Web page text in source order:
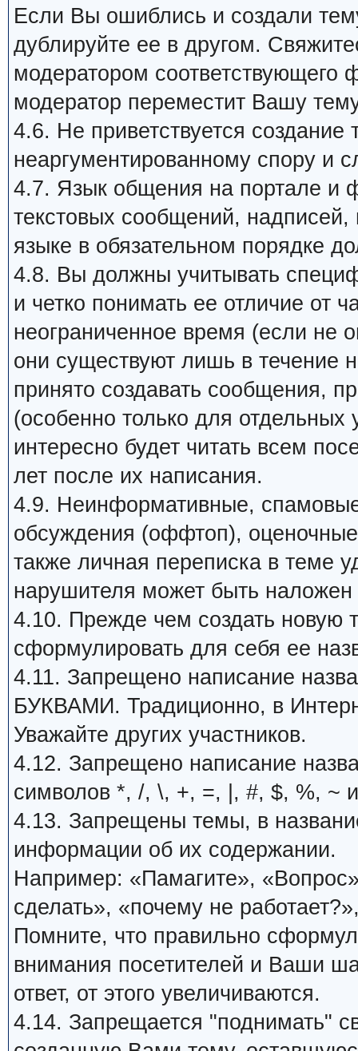
Если Вы ошиблись и создали
дублируйте ее в другом.
модератором
модератор переместит Вашу
4.6. Не приветствуется
неаргументированному спору и
4.7. Язык общения на портале и
текстовых сообщений,
языке в обязательном порядке
4.8. Вы должны учитывать
и четко понимать ее отличие от
неограниченное время (если не
они существуют лишь в течение
принято создавать сообщения,
(особенно только для
интересно будет читать всем
лет после их написания.
4.9. Неинформативные,
обсуждения (оффтоп),
также личная переписка в теме
нарушителя может быть наложен
4.10. Прежде чем создать новую
сформулировать для себя ее
4.11. Запрещено написание
БУКВАМИ. Традиционно, в
Уважайте других участников.
4.12. Запрещено написание
символов *, /, \, +, =, |, #, $, %, ~ и
4.13. Запрещены темы, в
информации об их содержании.
Например: «Памагите»,
сделать», «почему не
Помните, что правильно
внимания посетителей и Ваши
ответ, от этого увеличиваются.
4.14. Запрещается "поднимать"